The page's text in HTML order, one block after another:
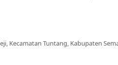
Kecamatan Tuntang, Kabupaten